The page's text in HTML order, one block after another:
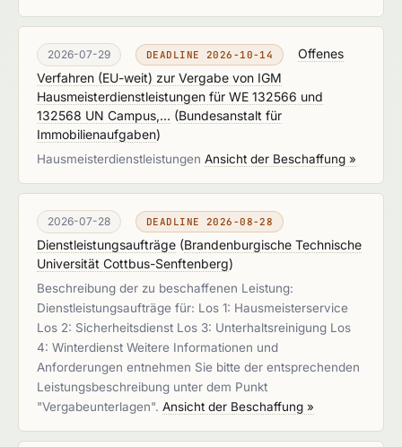
2026-07-29 DEADLINE 2026-10-14
Offenes
Verfahren (EU-weit) zur Vergabe von IGM
Hausmeisterdienstleistungen für WE 132566 und
132568 UN Campus,... (Bundesanstalt für
Immobilienaufgaben)
Hausmeisterdienstleistungen Ansicht der Beschaffung »
2026-07-28 DEADLINE 2026-08-28
Dienstleistungsaufträge (Brandenburgische Technische
Universität Cottbus-Senftenberg)
Beschreibung der zu beschaffenen Leistung:
Dienstleistungsaufträge für: Los 1: Hausmeisterservice
Los 2: Sicherheitsdienst Los 3: Unterhaltsreinigung Los
4: Winterdienst Weitere Informationen und
Anforderungen entnehmen Sie bitte der entsprechenden
Leistungsbeschreibung unter dem Punkt
"Vergabeunterlagen". Ansicht der Beschaffung »